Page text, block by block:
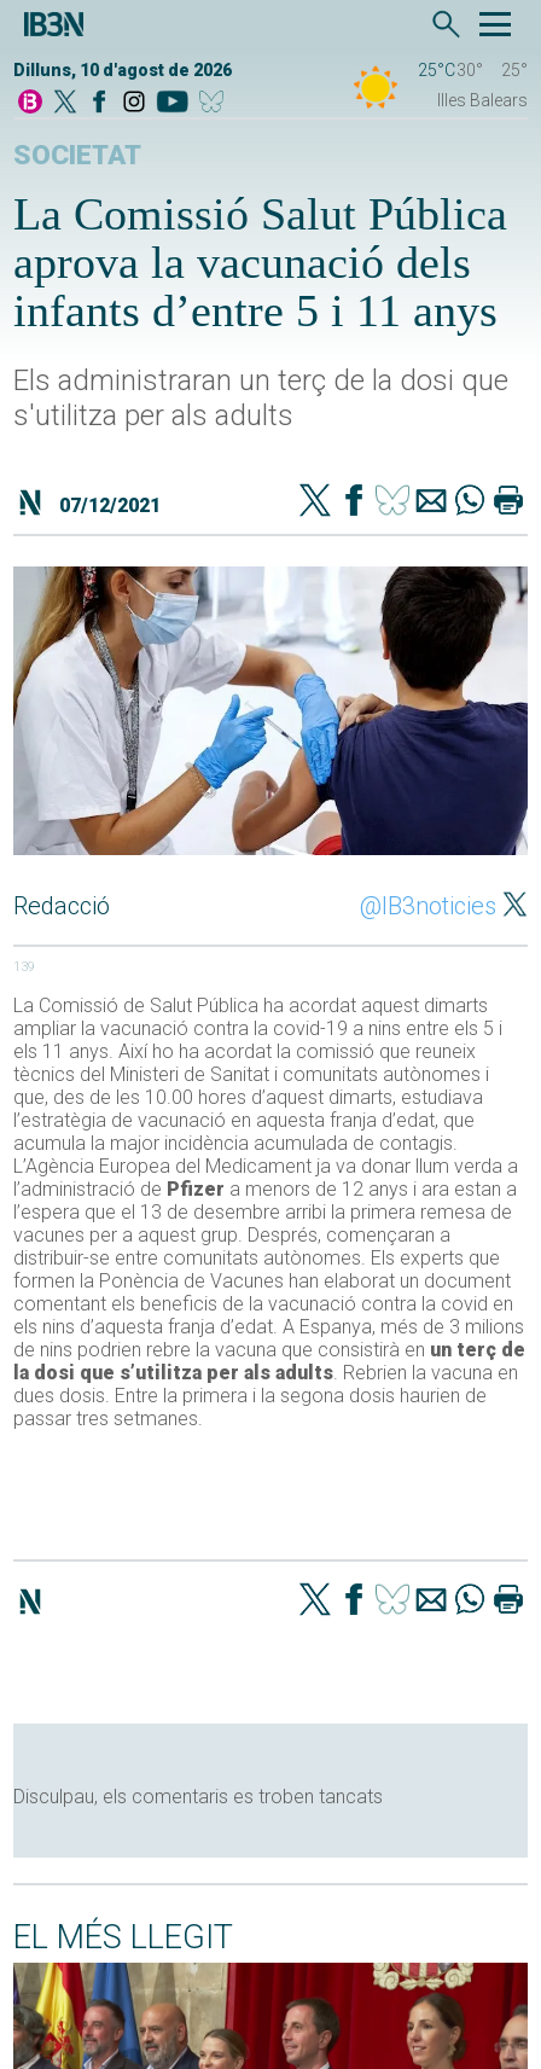
Dilluns, 10 d'agost de 2026 25°C30°
25°
Illes Balears
SOCIETAT
La Comissió Salut Pública
aprova la vacunació dels
infants d’entre 5 i 11 anys
Els administraran un terç de la dosi que
s'utilitza per als adults
07/12/2021
Redacció @IB3noticies
139
La Comissió de Salut Pública ha acordat aquest dimarts
ampliar la vacunació contra la covid-19 a nins entre els 5 i
els 11 anys. Així ho ha acordat la comissió que reuneix
tècnics del Ministeri de Sanitat i comunitats autònomes i
que, des de les 10.00 hores d’aquest dimarts, estudiava
l’estratègia de vacunació en aquesta franja d’edat, que
acumula la major incidència acumulada de contagis.
L’Agència Europea del Medicament ja va donar llum verda a
l’administració de Pfizer a menors de 12 anys i ara estan a
l’espera que el 13 de desembre arribi la primera remesa de
vacunes per a aquest grup. Després, començaran a
distribuir-se entre comunitats autònomes. Els experts que
formen la Ponència de Vacunes han elaborat un document
comentant els beneficis de la vacunació contra la covid en
els nins d’aquesta franja d’edat. A Espanya, més de 3 milions
de nins podrien rebre la vacuna que consistirà en un terç de
la dosi que s’utilitza per als adults. Rebrien la vacuna en
dues dosis. Entre la primera i la segona dosis haurien de
passar tres setmanes.
Disculpau, els comentaris es troben tancats
EL MÉS LLEGIT